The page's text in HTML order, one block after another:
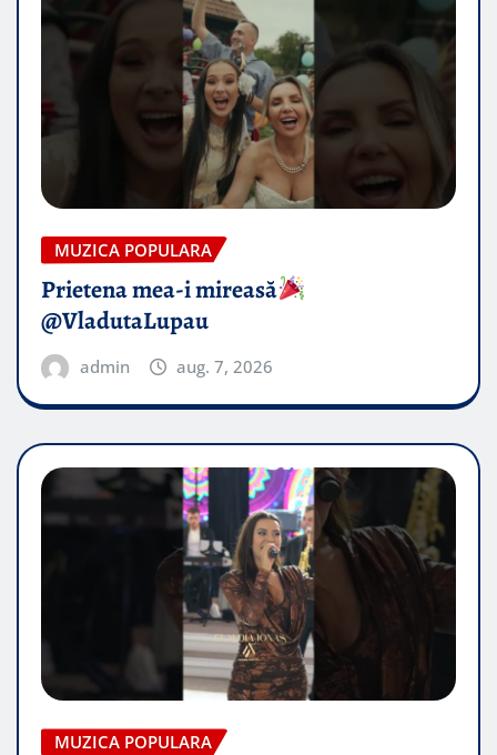
MUZICA POPULARA
Prietena mea-i mireasă​
@VladutaLupau
admin aug. 7, 2026
MUZICA POPULARA